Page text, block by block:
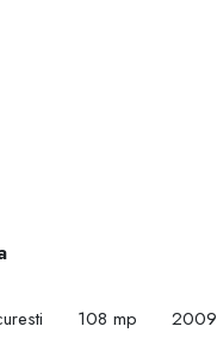
108 mp 2009